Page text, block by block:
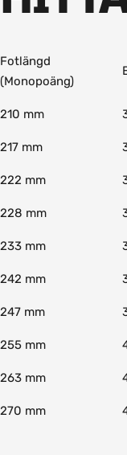
Fotlängd
(Monopoäng)
210 mm
217 mm
222 mm
228 mm
233 mm
242 mm
247 mm
255 mm
263 mm
270 mm